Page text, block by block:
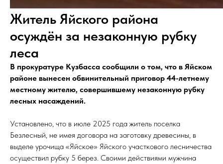
Житель Яйского района
осуждён за незаконную рубку
леса
В прокуратуре Кузбасса сообщили о том, что в Яйском
районе вынесен обвинительный приговор 44-летнему
местному жителю, совершившему незаконную рубку
лесных насаждений.
Установлено, что в июле 2025 года житель поселка
Безлесный, не имея договора на заготовку древесины, в
выделе урочища «Яйское» Яйского участкового лесничества
осуществил рубку 5 берез. Своими действиями мужчина